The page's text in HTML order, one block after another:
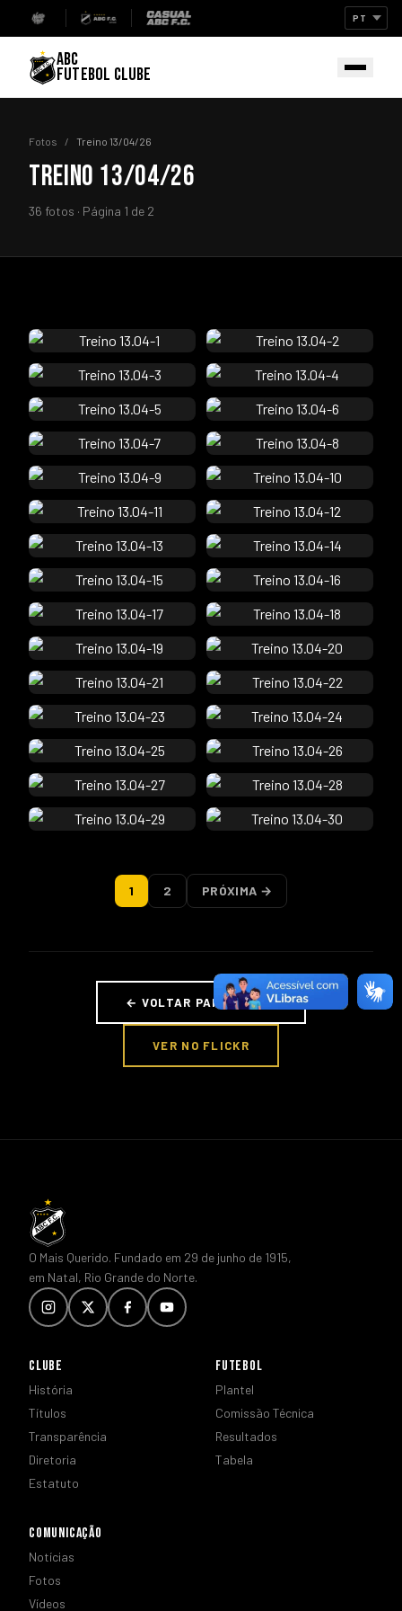
ABC
FUTEBOL CLUBE
Fotos / Treino 13/04/26
TREINO 13/04/26
36 fotos · Página 1 de 2
1 2 PRÓXIMA →
← VOLTAR PARA FOTOS
VER NO FLICKR
O Mais Querido. Fundado em 29 de junho de 1915,
em Natal, Rio Grande do Norte.
CLUBE
História
Títulos
Transparência
Diretoria
Estatuto
FUTEBOL
Plantel
Comissão Técnica
Resultados
Tabela
COMUNICAÇÃO
Notícias
Fotos
Vídeos